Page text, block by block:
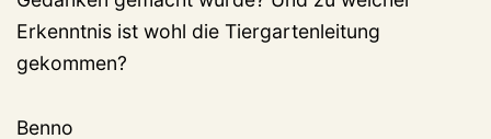
Erkenntnis ist wohl die Tiergartenleitung
gekommen?
Benno